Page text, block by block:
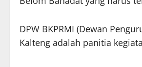
DPW BKPRMI (Dewan
Kalteng adalah panitia